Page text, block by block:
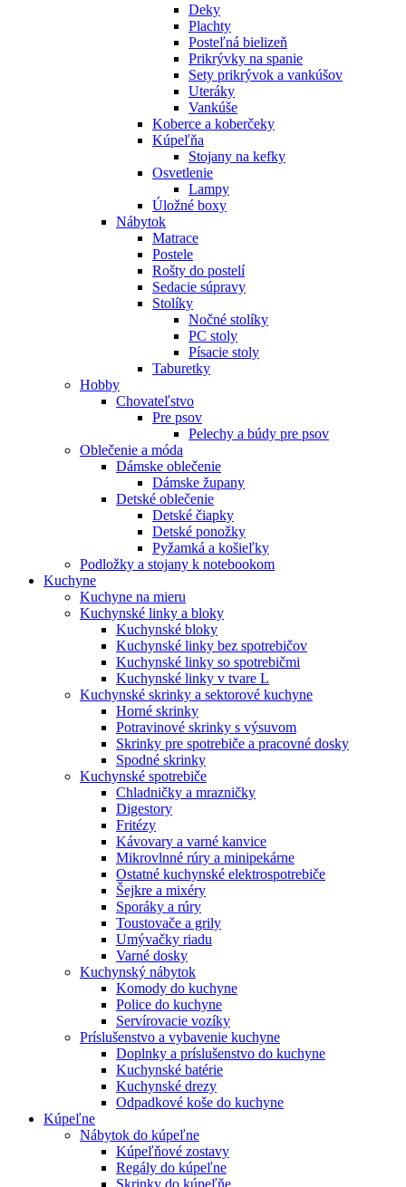
Deky
Plachty
Posteľná bielizeň
Prikrývky na spanie
Sety prikrývok a vankúšov
Uteráky
Vankúše
Koberce a koberčeky
Kúpeľňa
Stojany na kefky
Osvetlenie
Lampy
Úložné boxy
Nábytok
Matrace
Postele
Rošty do postelí
Sedacie súpravy
Stolíky
Nočné stolíky
PC stoly
Písacie stoly
Taburetky
Hobby
Chovateľstvo
Pre psov
Pelechy a búdy pre psov
Oblečenie a móda
Dámske oblečenie
Dámske župany
Detské oblečenie
Detské čiapky
Detské ponožky
Pyžamká a košieľky
Podložky a stojany k notebookom
Kuchyne
Kuchyne na mieru
Kuchynské linky a bloky
Kuchynské bloky
Kuchynské linky bez spotrebičov
Kuchynské linky so spotrebičmi
Kuchynské linky v tvare L
Kuchynské skrinky a sektorové kuchyne
Horné skrinky
Potravinové skrinky s výsuvom
Skrinky pre spotrebiče a pracovné dosky
Spodné skrinky
Kuchynské spotrebiče
Chladničky a mrazničky
Digestory
Fritézy
Kávovary a varné kanvice
Mikrovlnné rúry a minipekárne
Ostatné kuchynské elektrospotrebiče
Šejkre a mixéry
Sporáky a rúry
Toustovače a grily
Umývačky riadu
Varné dosky
Kuchynský nábytok
Komody do kuchyne
Police do kuchyne
Servírovacie vozíky
Príslušenstvo a vybavenie kuchyne
Doplnky a príslušenstvo do kuchyne
Kuchynské batérie
Kuchynské drezy
Odpadkové koše do kuchyne
Kúpeľne
Nábytok do kúpeľne
Kúpeľňové zostavy
Regály do kúpeľne
Skrinky do kúpeľňe